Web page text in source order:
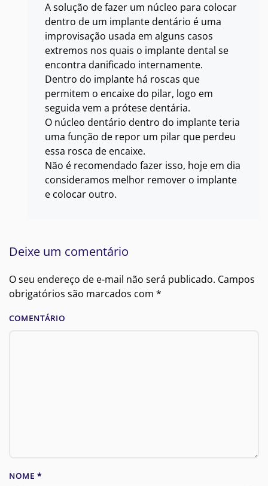
A solução de fazer um núcleo para colocar
dentro de um implante dentário é uma
improvisação usada em alguns casos
extremos nos quais o implante dental se
encontra danificado internamente.
Dentro do implante há roscas que
permitem o encaixe do pilar, logo em
seguida vem a prótese dentária.
O núcleo dentário dentro do implante teria
uma função de repor um pilar que perdeu
essa rosca de encaixe.
Não é recomendado fazer isso, hoje em dia
consideramos melhor remover o implante
e colocar outro.
Deixe um comentário
O seu endereço de e-mail não será publicado. Campos
obrigatórios são marcados com *
COMENTÁRIO
NOME *